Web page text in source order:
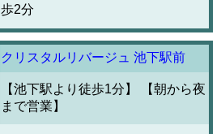
歩2分
クリスタルリバージュ 池下駅前
【池下駅より徒歩1分】 【朝から夜
まで営業】